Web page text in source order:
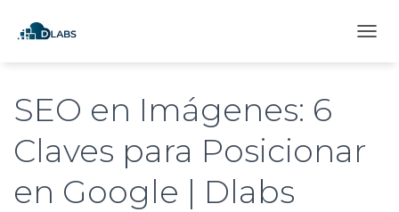
SEO en Imágenes: 6
Claves para Posicionar
en Google | Dlabs